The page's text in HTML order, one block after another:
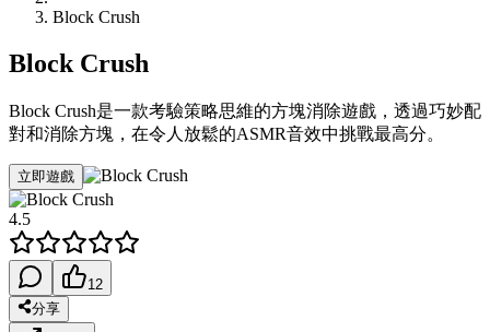
Block Crush
Block Crush
Block Crush是一款考驗策略思維的方塊消除遊戲，透過巧妙配
對和消除方塊，在令人放鬆的ASMR音效中挑戰最高分。
立即遊戲
4.5
12
分享